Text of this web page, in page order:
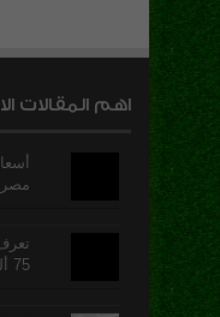
اهم المقالات
مصر
75 ألف جنية واسعار التجديد السنوى